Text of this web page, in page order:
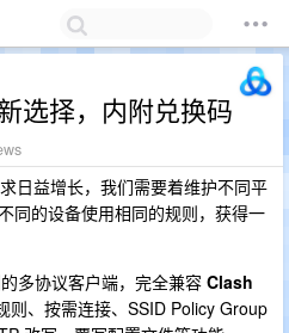
选择，内附兑换码
日益增长，我们需要着维护不同平
同的设备使用相同的规则，获得一
多协议客户端，完全兼容 Clash
则、按需连接、SSID Policy Group